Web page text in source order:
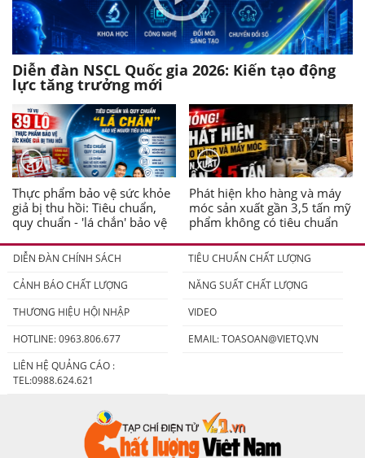
Diễn đàn NSCL Quốc gia 2026: Kiến tạo động
lực tăng trưởng mới
Thực phẩm bảo vệ sức khỏe
giả bị thu hồi: Tiêu chuẩn,
quy chuẩn - 'lá chắn' bảo vệ
Phát hiện kho hàng và máy
móc sản xuất gần 3,5 tấn mỹ
phẩm không có tiêu chuẩn
DIỄN ĐÀN CHÍNH SÁCH
TIÊU CHUẨN CHẤT LƯỢNG
CẢNH BÁO CHẤT LƯỢNG
NĂNG SUẤT CHẤT LƯỢNG
THƯƠNG HIỆU HỘI NHẬP
VIDEO
HOTLINE: 0963.806.677
EMAIL:TOASOAN@VIETQ.VN
LIÊN HỆ QUẢNG CÁO :
TEL:0988.624.621